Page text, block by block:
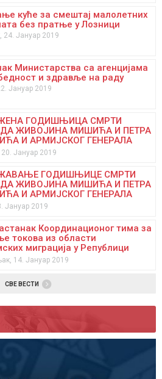
куће за смештај малолетних
без пратње у Лозници
24. Јануар 2019
Министарства са агенцијама
и здравље на раду
Јануар 2019
ГОДИШЊИЦА СМРТИ
ЖИВОЈИНА МИШИЋА И ПЕТРА
И АРМИЈСКОГ ГЕНЕРАЛА
ЈУРИШИЋА ШТУРМА
Јануар 2019
ГОДИШЊИЦЕ СМРТИ
ЖИВОЈИНА МИШИЋА И ПЕТРА
И АРМИЈСКОГ ГЕНЕРАЛА
ЈУРИШИЋА ШТУРМА
Јануар 2019
Координационог тима за
токова из области
миграција у Републици
14. Јануар 2019
СВЕ ВЕСТИ